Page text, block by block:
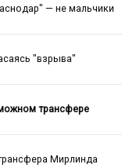
— не мальчики
"взрыва"
трансфере
Мирлинда